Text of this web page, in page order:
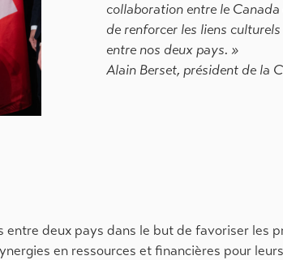
collaboration entre le
de renforcer les liens
entre nos deux pays. »
Alain Berset, président de la
deux pays dans le but de favoriser les
en ressources et financières pour